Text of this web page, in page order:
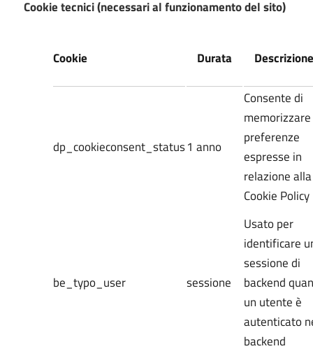
Cookie tecnici (necessari al funzionamento del sito)
Cookie Durata Descrizione
dp_cookieconsent_status1 anno
Consente di
preferenze
espresse in
relazione alla
Cookie Policy
be_typo_user sessione
Usato per
identificare
sessione di
backend
un utente è
autenticato
backend